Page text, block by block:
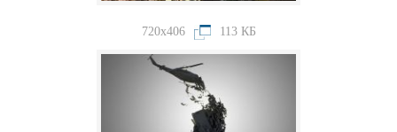
720x406 113 КБ